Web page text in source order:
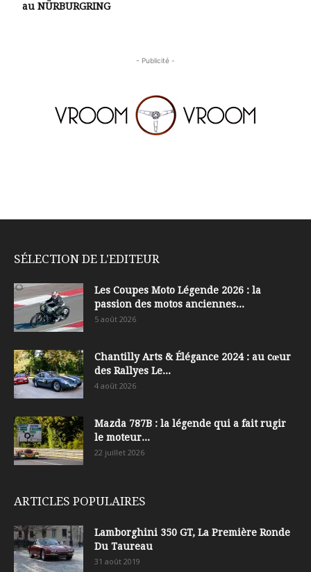
au NÜRBURGRING
- Publicité -
SÉLECTION DE L'EDITEUR
Les Coupes Moto Légende 2026 : la
passion des motos anciennes...
5 août 2026
Chantilly Arts & Élégance 2024 : au cœur
des Rallyes Le...
4 août 2026
Mazda 787B : la légende qui a fait rugir
le moteur...
22 juillet 2026
ARTICLES POPULAIRES
Lamborghini 350 GT, La Première Ronde
Du Taureau
31 août 2019